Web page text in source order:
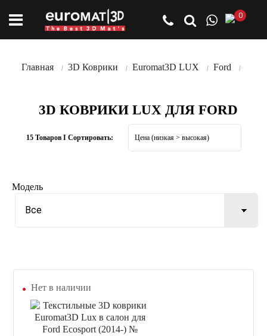
0
Главная 3D Коврики Euromat3D LUX Ford
3D КОВРИКИ LUX ДЛЯ FORD
15 Товаров I Сортировать:
Модель
Все
Нет в наличии